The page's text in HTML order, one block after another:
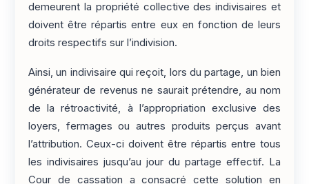
demeurent la propriété collective des indivisaires et
doivent être répartis entre eux en fonction de leurs
droits respectifs sur l’indivision.
Ainsi, un indivisaire qui reçoit, lors du partage, un bien
générateur de revenus ne saurait prétendre, au nom
de la rétroactivité, à l’appropriation exclusive des
loyers, fermages ou autres produits perçus avant
l’attribution. Ceux-ci doivent être répartis entre tous
les indivisaires jusqu’au jour du partage effectif. La
Cour de cassation a consacré cette solution en